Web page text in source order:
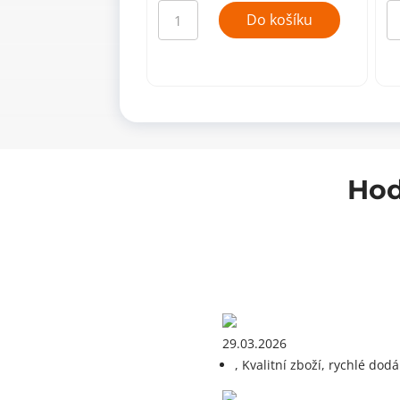
Dřevěný
kolík
8x40mm,
buk
Do košíku
29.03.2026
, Kvalitní zboží, rychlé